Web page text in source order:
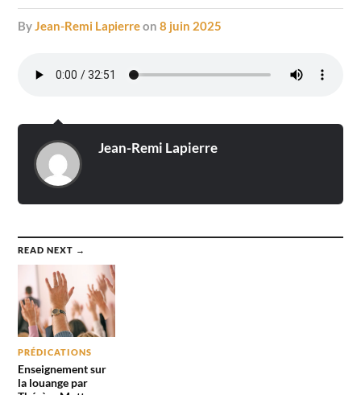
byJean-Remi Lapierreon8 juin 2025
Jean-Remi Lapierre
READ NEXT →
PRÉDICATIONS
Enseignement sur
la louange par